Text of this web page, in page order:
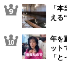
「
える
年を
ット
「